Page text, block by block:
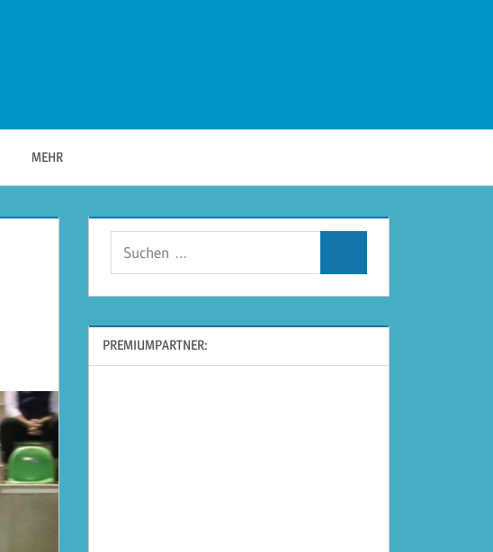
MEHR
PREMIUMPARTNER: